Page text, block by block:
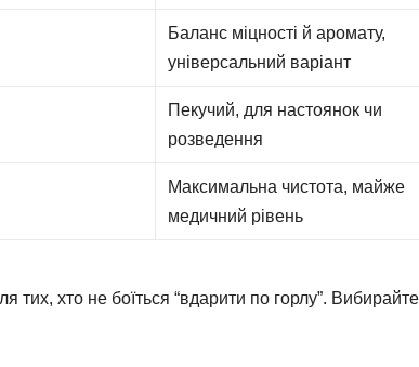
Баланс міцності й аромату,
універсальний варіант
Пекучий, для настоянок чи
розведення
Максимальна чистота, майже
медичний рівень
хто не боїться “вдарити по горлу”. Вибирайте